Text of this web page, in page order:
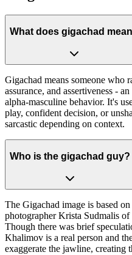
What does gigachad
Gigachad means someone who
assurance, and assertiveness -
alpha-masculine behavior. It's
play, confident decision, or
sarcastic depending on context.
Who is the gigachad guy?
The Gigachad image is based
photographer Krista Sudmalis
Though there was brief
Khalimov is a real person and
exaggerate the jawline,